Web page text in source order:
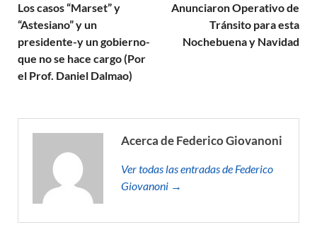
Los casos “Marset” y
“Astesiano” y un
presidente-y un gobierno-
que no se hace cargo (Por
el Prof. Daniel Dalmao)
Anunciaron Operativo de
Tránsito para esta
Nochebuena y Navidad
Acerca de Federico Giovanoni
Ver todas las entradas de Federico
Giovanoni →